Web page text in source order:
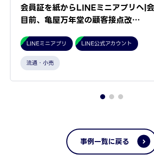
会員証を紙からLINEミニアプリへ|
目前、亀屋万年堂の顧客接点改…
LINEミニアプリ LINE公式アカウント
流通・小売
事例一覧に戻る